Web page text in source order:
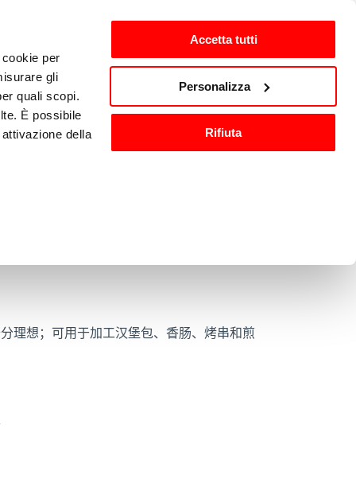
per
gli
quali scopi.
È possibile
della
per fornire
il nostro
altre
Accetta tutti
Personalizza
Rifiuta
zh-CN
洗与消毒 其他厨房设备
理想；可用于加工汉堡包、香肠、烤串和煎